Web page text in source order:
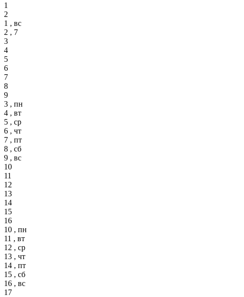
1
2
1 , вс
2 , 7
3
4
5
6
7
8
9
3 , пн
4 , вт
5 , ср
6 , чт
7 , пт
8 , сб
9 , вс
10
11
12
13
14
15
16
10 , пн
11 , вт
12 , ср
13 , чт
14 , пт
15 , сб
16 , вс
17